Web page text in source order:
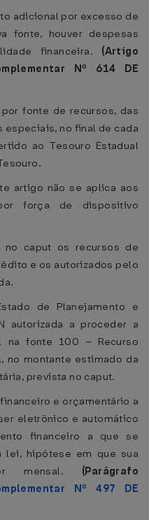
adicional por excesso de
fonte, houver despesas
financeira. (Artigo
Nº 614 DE
fonte de recursos, das
especiais, no final de cada
ao Tesouro Estadual
artigo não se aplica aos
força de dispositivo
no caput os recursos de
e os autorizados pelo
de Planejamento e
autorizada a proceder a
na fonte 100 – Recurso
no montante estimado da
prevista no caput.
e orçamentário a
eletrônico e automático
financeiro a que se
hipótese em que sua
mensal. (Parágrafo
Nº 497 DE